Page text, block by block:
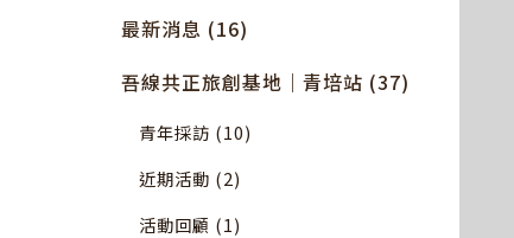
最新消息 (16)
吾線共正旅創基地｜青培站 (37)
青年採訪 (10)
近期活動 (2)
活動回顧 (1)